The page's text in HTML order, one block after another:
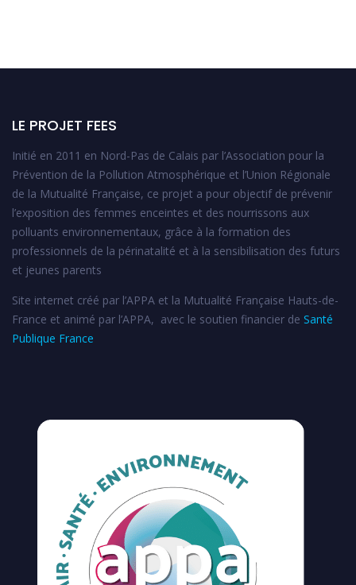
LE PROJET FEES
Initié en 2011 en Nord-Pas de Calais par l’Association pour la
Prévention de la Pollution Atmosphérique et l’Union Régionale
de la Mutualité Française, ce projet a pour objectif de prévenir
l’exposition des femmes enceintes et des nourrissons aux
polluants environnementaux, grâce à la formation des
professionnels de la périnatalité et à la sensibilisation des futurs
et jeunes parents
Site internet créé par l’APPA et la Mutualité Française Hauts-de-
France et animé par l’APPA, avec le soutien financier de Santé
Publique France